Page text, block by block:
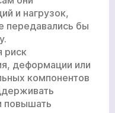
и нагрузок,
передавались бы
риск
деформации или
компонентов
повышать